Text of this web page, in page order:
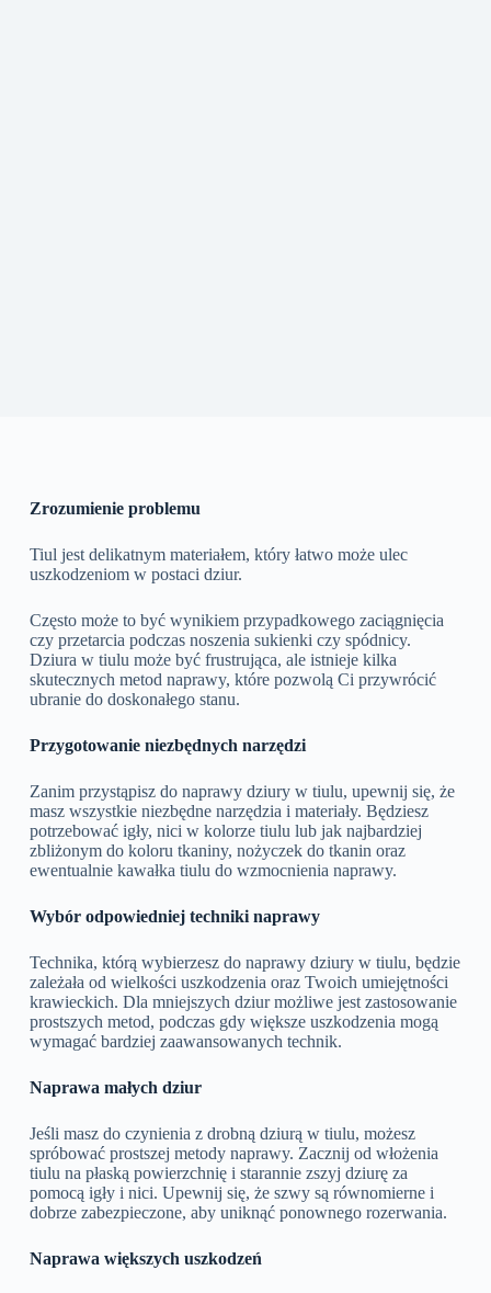
Zrozumienie problemu
Tiul jest delikatnym materiałem, który łatwo może ulec
uszkodzeniom w postaci dziur.
Często może to być wynikiem przypadkowego zaciągnięcia
czy przetarcia podczas noszenia sukienki czy spódnicy.
Dziura w tiulu może być frustrująca, ale istnieje kilka
skutecznych metod naprawy, które pozwolą Ci przywrócić
ubranie do doskonałego stanu.
Przygotowanie niezbędnych narzędzi
Zanim przystąpisz do naprawy dziury w tiulu, upewnij się, że
masz wszystkie niezbędne narzędzia i materiały. Będziesz
potrzebować igły, nici w kolorze tiulu lub jak najbardziej
zbliżonym do koloru tkaniny, nożyczek do tkanin oraz
ewentualnie kawałka tiulu do wzmocnienia naprawy.
Wybór odpowiedniej techniki naprawy
Technika, którą wybierzesz do naprawy dziury w tiulu, będzie
zależała od wielkości uszkodzenia oraz Twoich umiejętności
krawieckich. Dla mniejszych dziur możliwe jest zastosowanie
prostszych metod, podczas gdy większe uszkodzenia mogą
wymagać bardziej zaawansowanych technik.
Naprawa małych dziur
Jeśli masz do czynienia z drobną dziurą w tiulu, możesz
spróbować prostszej metody naprawy. Zacznij od włożenia
tiulu na płaską powierzchnię i starannie zszyj dziurę za
pomocą igły i nici. Upewnij się, że szwy są równomierne i
dobrze zabezpieczone, aby uniknąć ponownego rozerwania.
Naprawa większych uszkodzeń